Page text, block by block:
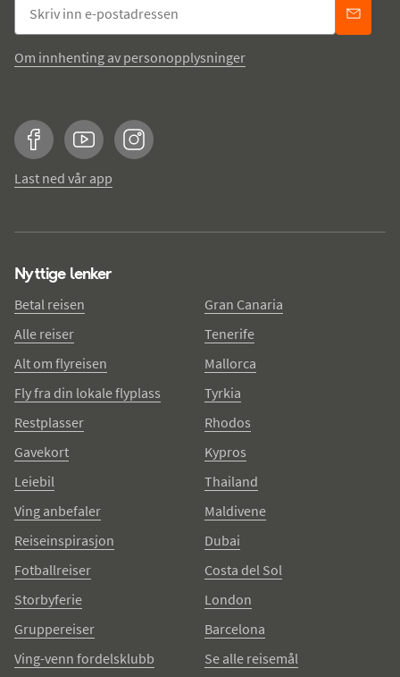
Om innhenting av personopplysninger
FacebookYouTubeInstagram
Last ned vår app
Nyttige lenker
Betal reisen
Alle reiser
Alt om flyreisen
Fly fra din lokale flyplass
Restplasser
Gavekort
Leiebil
Ving anbefaler
Reiseinspirasjon
Fotballreiser
Storbyferie
Gruppereiser
Ving-venn fordelsklubb
Gran Canaria
Tenerife
Mallorca
Tyrkia
Rhodos
Kypros
Thailand
Maldivene
Dubai
Costa del Sol
London
Barcelona
Se alle reisemål